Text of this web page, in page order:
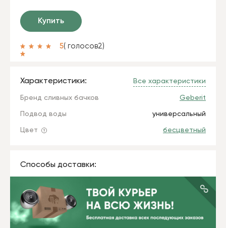
Купить
5( голосов2)
Характеристики: Все характеристики
Бренд сливных бачков Geberit
Подвод воды универсальный
Цвет бесцветный
Способы доставки: